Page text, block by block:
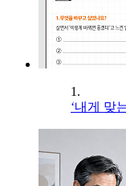
1.
‘내게 맞